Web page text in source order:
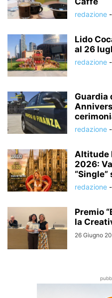
redazione -
Lido
al 26
redazione -
Guardia
redazione -
Altitude
2026:
“Single”
redazione -
Premio
la
26 Giugno